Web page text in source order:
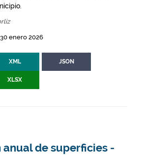
enero 2026
XML JSON
XLSX
anual de superficies -